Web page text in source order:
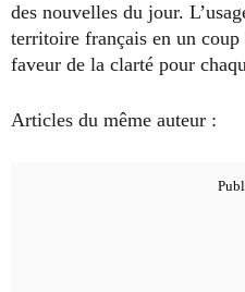
des nouvelles du jour.
territoire français en un
faveur de la clarté pour
Articles du même auteur :